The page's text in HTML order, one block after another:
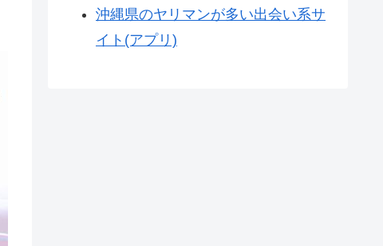
沖縄県のヤリマンが多い出会い系サ
イト(アプリ)